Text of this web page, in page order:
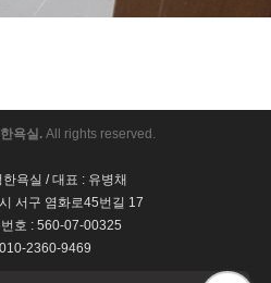
욕실.All rights reserved.
욕실 / 대표 : 유병채
서구 염화로45번길 17
호 : 560-07-00325
2360-9469